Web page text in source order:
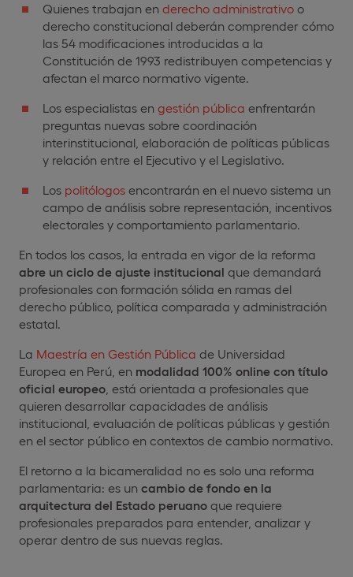
Quienes trabajan en derecho administrativo o
derecho constitucional deberán comprender cómo
las 54 modificaciones introducidas a la
Constitución de 1993 redistribuyen competencias y
afectan el marco normativo vigente.
Los especialistas en gestión pública enfrentarán
preguntas nuevas sobre coordinación
interinstitucional, elaboración de políticas públicas
y relación entre el Ejecutivo y el Legislativo.
Los politólogos encontrarán en el nuevo sistema un
campo de análisis sobre representación, incentivos
electorales y comportamiento parlamentario.
En todos los casos, la entrada en vigor de la reforma
abre un ciclo de ajuste institucional que demandará
profesionales con formación sólida en ramas del
derecho público, política comparada y administración
estatal.
La Maestría en Gestión Pública de Universidad
Europea en Perú, en modalidad 100% online con título
oficial europeo , está orientada a profesionales que
quieren desarrollar capacidades de análisis
institucional, evaluación de políticas públicas y gestión
en el sector público en contextos de cambio normativo.
El retorno a la bicameralidad no es solo una reforma
parlamentaria: es un cambio de fondo en la
arquitectura del Estado peruano que requiere
profesionales preparados para entender, analizar y
operar dentro de sus nuevas reglas.